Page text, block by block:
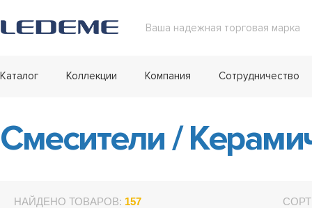
Ваша надежная торговая марка
Каталог Коллекции Компания Сотрудничество
Смесители/
НАЙДЕНО ТОВАРОВ: 157